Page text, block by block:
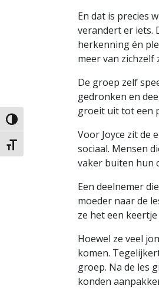
Keuze voor hoog contrast
Kies grootte van het lettertype
En dat is precies
verandert er iets.
herkenning én
meer van zichzelf
De groep zelf
gedronken en
groeit uit tot een
Voor Joyce zit de
sociaal. Mensen
vaker buiten hun
Een deelnemer
moeder naar de
ze het een
Hoewel ze veel
komen.
groep. Na de les
konden